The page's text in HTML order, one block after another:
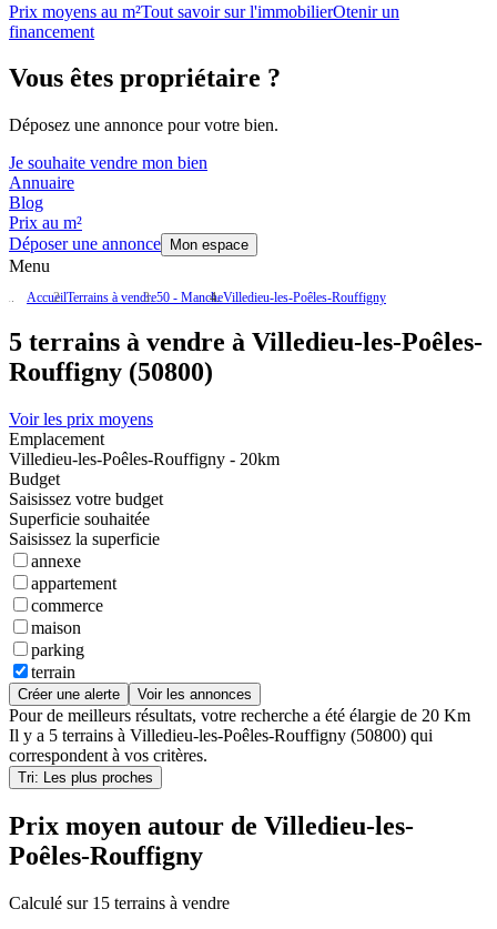
Prix moyens au m²Tout savoir sur l'immobilierOtenir un
financement
Vous êtes propriétaire ?
Déposez une annonce pour votre bien.
Je souhaite vendre mon bien
Annuaire
Blog
Prix au m²
Déposer une annonce
Mon espace
Menu
AccueilTerrains à vendre50 - MancheVilledieu-les-Poêles-Rouffigny
5 terrains à vendre à Villedieu-les-Poêles-
Rouffigny (50800)
Voir les prix moyens
Emplacement
Villedieu-les-Poêles-Rouffigny - 20km
Budget
Saisissez votre budget
Superficie souhaitée
Saisissez la superficie
annexe
appartement
commerce
maison
parking
terrain
Créer une alerte Voir les annonces
Pour de meilleurs résultats, votre recherche a été élargie de 20 Km
Il y a 5 terrains à Villedieu-les-Poêles-Rouffigny (50800) qui
correspondent à vos critères.
Tri: Les plus proches
Prix moyen autour de Villedieu-les-
Poêles-Rouffigny
Calculé sur 15 terrains à vendre